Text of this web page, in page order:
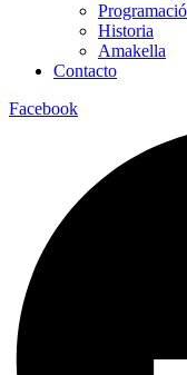
Historia
Amakella
Contacto
Facebook